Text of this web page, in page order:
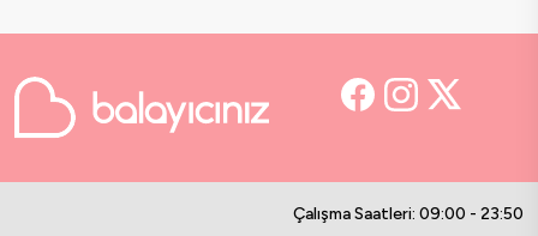
Çalışma Saatleri: 09:00 - 23:50